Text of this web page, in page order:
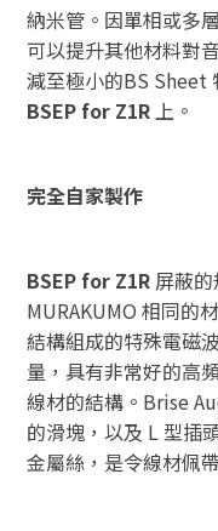
納米管。因單相或多
可以提升其他材料對
減至極小的BS Sheet
BSEP for Z1R上。
完全自家製作
BSEP for Z1R 屏蔽
MURAKUMO 相同的
結構組成的特殊電磁
量，具有非常好的高
線材的結構。Brise
的滑塊，以及 L 型插
金屬絲，是令線材佩